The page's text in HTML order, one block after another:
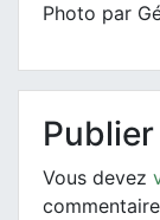
Photo par
Vous devez